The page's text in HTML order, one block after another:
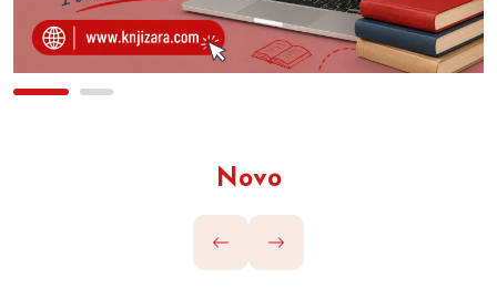
Novo